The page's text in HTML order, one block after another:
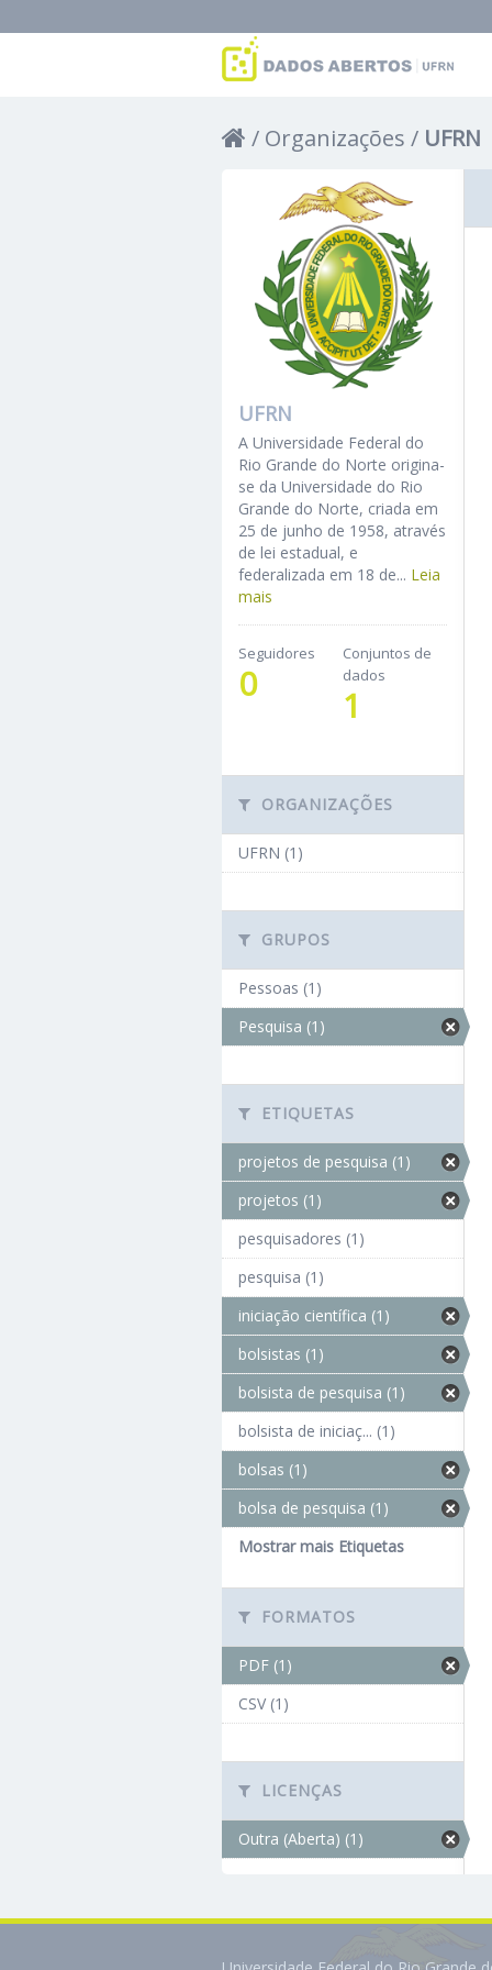
Organizações UFRN
UFRN
A Universidade Federal do
Rio Grande do Norte origina-
se da Universidade do Rio
Grande do Norte, criada em
25 de junho de 1958, através
de lei estadual, e
federalizada em 18 de... Leia
mais
Seguidores
0
Conjuntos de
dados
1
ORGANIZAÇÕES
UFRN (1)
GRUPOS
Pessoas (1)
Pesquisa (1)
ETIQUETAS
projetos de pesquisa (1)
projetos (1)
pesquisadores (1)
pesquisa (1)
iniciação científica (1)
bolsistas (1)
bolsista de pesquisa (1)
bolsista de iniciaç... (1)
bolsas (1)
bolsa de pesquisa (1)
Mostrar mais Etiquetas
FORMATOS
PDF (1)
CSV (1)
LICENÇAS
Outra (Aberta) (1)